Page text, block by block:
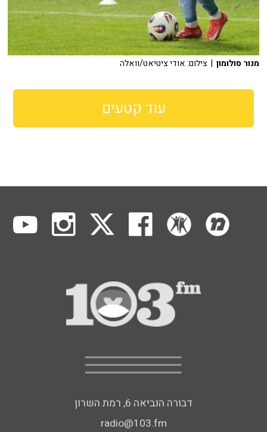
מנור סולומון | צילום: אודי ציטיאט/וואלה
עוד קטעים
דבורה הנביאה 6, רמת השרון
radio@103.fm